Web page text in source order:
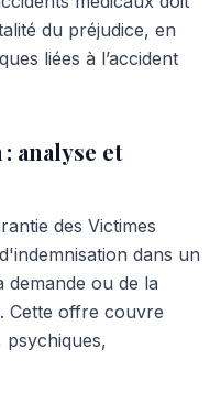
du préjudice, en
liées à l’accident
analyse et
des Victimes
dans un
demande ou de la
Cette offre couvre
psychiques,